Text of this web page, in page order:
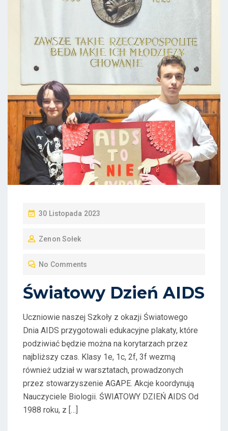
P
S
O
30 Listopada 2023
Zenon Sołek
No Comments
Światowy Dzień AIDS
Uczniowie naszej Szkoły z okazji Światowego
Dnia AIDS przygotowali edukacyjne plakaty, które
podziwiać będzie można na korytarzach przez
najbliższy czas. Klasy 1e, 1c, 2f, 3f wezmą
również udział w warsztatach, prowadzonych
przez stowarzyszenie AGAPE. Akcje koordynują
Nauczyciele Biologii. ŚWIATOWY DZIEŃ AIDS Od
1988 roku, z […]